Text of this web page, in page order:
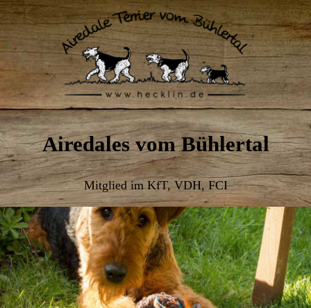
Airedales vom Bühlertal
Mitglied im KfT, VDH, FCI